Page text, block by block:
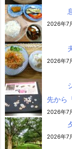
2026年7
2026年7
先から
2026年7
2026年7